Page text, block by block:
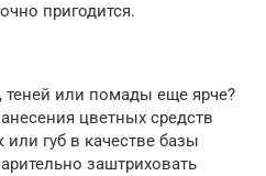
пригодится.
теней или помады еще ярче?
цветных средств
губ в качестве базы
заштриховать